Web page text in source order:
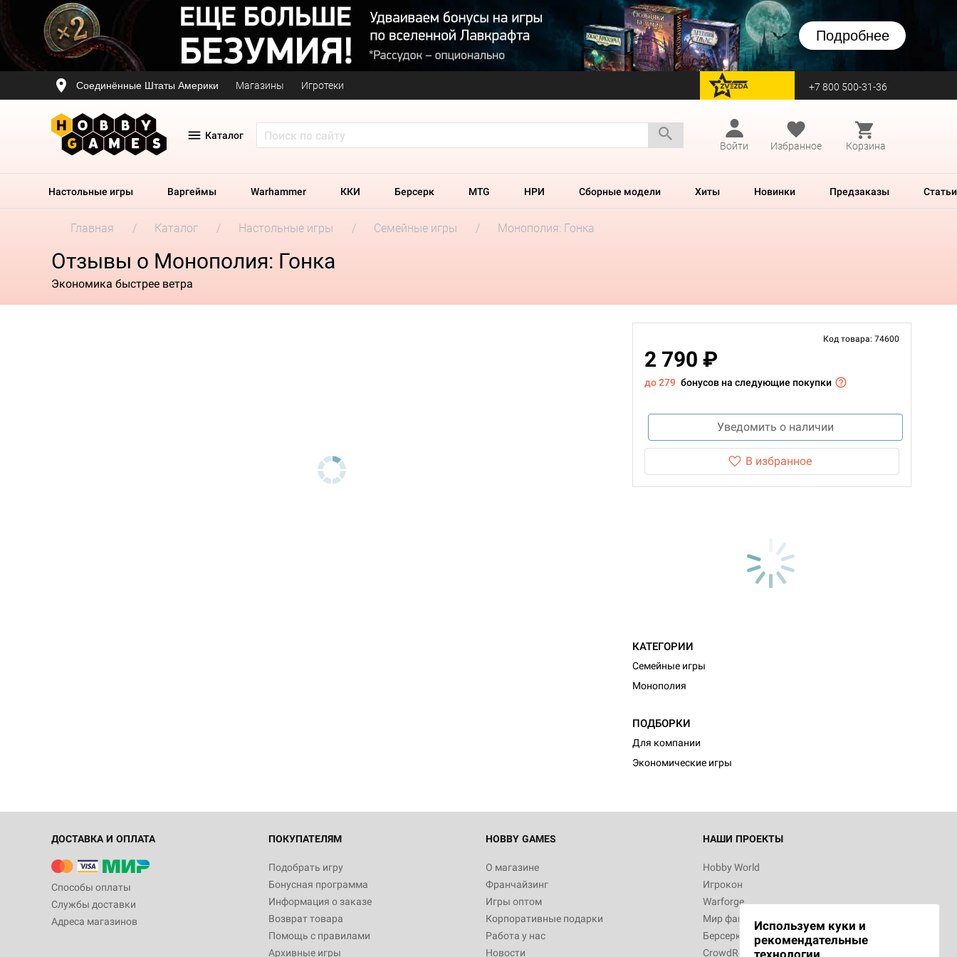
Подробнее
Соединённые Штаты Америки Магазины Игротеки перейти на Zvezda +7 800 500-31-36
Каталог
Войти
Избранное Корзина
Настольные игры Варгеймы Warhammer ККИ Берсерк MTG НРИ Сборные модели Хиты Новинки Предзаказы Статьи
Главная Каталог Настольные игры Семейные игры Монополия: Гонка
Отзывы о Монополия: Гонка
Экономика быстрее ветра
Код товара: 74600
2 790 ₽
до 279 бонусов на следующие покупки
Уведомить о наличии
В избранное
КАТЕГОРИИ
Семейные игры
Монополия
ПОДБОРКИ
Для компании
Экономические игры
ДОСТАВКА И ОПЛАТА
Способы оплаты
Службы доставки
Адреса магазинов
ПОКУПАТЕЛЯМ
Подобрать игру
Бонусная программа
Информация о заказе
Возврат товара
Помощь с правилами
Архивные игры
HOBBY GAMES
О магазине
Франчайзинг
Игры оптом
Корпоративные подарки
Работа у нас
Новости
НАШИ ПРОЕКТЫ
Hobby World
Игрокон
Warforge
Мир фантастики
Берсерк
CrowdRepublic
Используем куки и
рекомендательные
технологии